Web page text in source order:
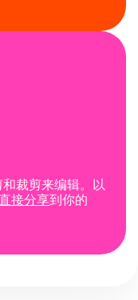
裁剪来编辑。以
直接分享到你的